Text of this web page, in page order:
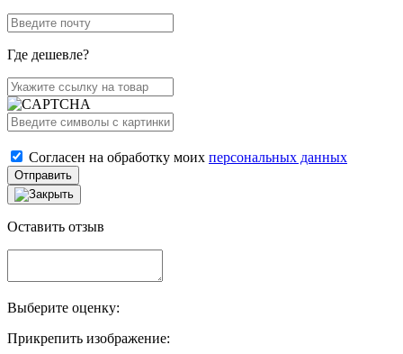
Где дешевле?
Согласен на обработку моих персональных данных
Отправить
Оставить отзыв
Выберите оценку:
Прикрепить изображение: